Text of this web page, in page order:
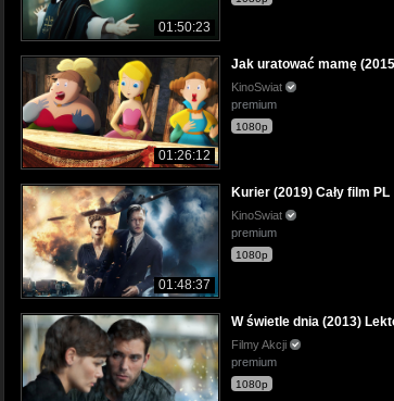
01:50:23
01:26:12
Jak uratować mamę
KinoSwiat
premium
1080p
01:48:37
Kurier (2019) Cały film PL
KinoSwiat
premium
1080p
W świetle dnia (2013)
Filmy Akcji
premium
1080p